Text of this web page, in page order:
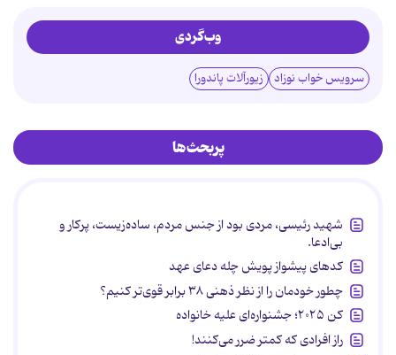
وب‌گردی
سرویس خواب نوزاد زیورآلات پاندورا
پربحث‌ها
شهید رئیسی، مردی بود از جنس مردم، ساده‌زیست، پرکار و
بی‌ادعا.
کدهای پیشواز پویش چله دعای عهد
چطور خودمان را از نظر ذهنی ۳۸ برابر قوی‌تر کنیم؟
کن ۲۰۲۵؛ جشنواره‌ای علیه خانواده
راز افرادی که کمتر ضرر می‌کنند!